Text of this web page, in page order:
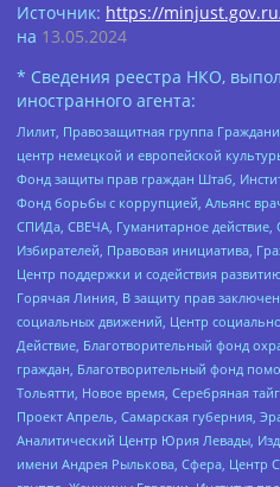
Источник: https://
на 13.05.2024
* Сведения реестра НКО,
иностранного агента:
Лилит, Правозащитная группа
центр немецкой и европейской
Фонд защиты прав граждан Штаб,
Фонд борьбы с коррупцией, Альянс
СПИДа, СВЕЧА, Гуманитарное действие,
Избирателей, Правовая инициатива,
Центр поддержки и содействия
Горячая Линия, В защиту прав
социальных движений, Центр
Действие, Благотворительный фонд
граждан, Благотворительный фонд
Тольятти, Новое время, Серебряная
Проект Апрель, Самарская губерния,
Аналитический Центр Юрия Левады,
имени Андрея Рылькова, Сфера, Центр